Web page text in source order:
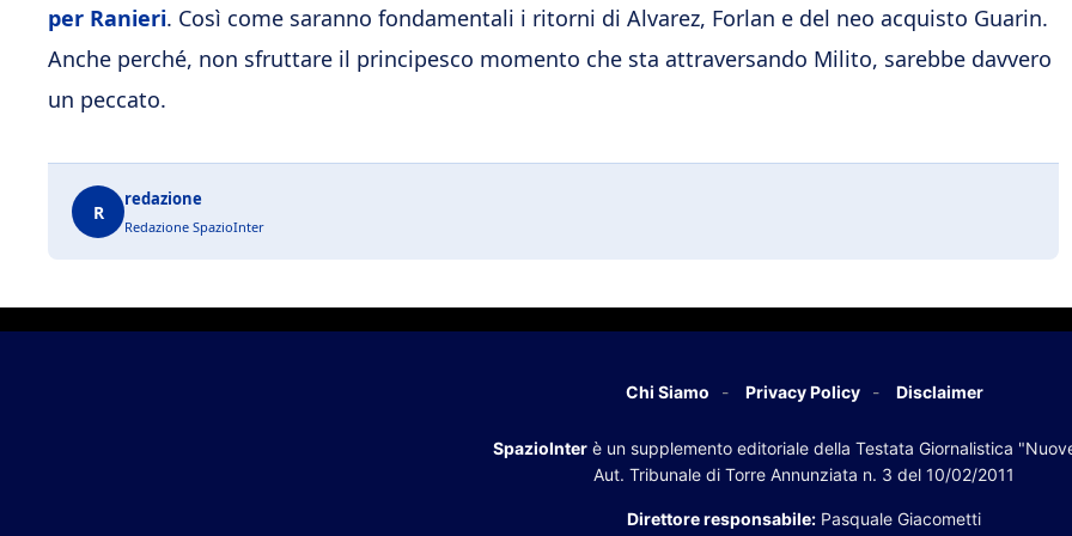
per Ranieri. Così come saranno fondamentali i ritorni di Alvarez, Forlan e del neo acquisto Guarin.
Anche perché, non sfruttare il principesco momento che sta attraversando Milito, sarebbe davvero
un peccato.
R
redazione
Redazione SpazioInter
Chi Siamo Privacy Policy Disclaimer
SpazioInterè un supplemento editoriale della Testata Giornalistica
Aut. Tribunale di Torre Annunziata n. 3 del 10/02/2011
Direttore responsabile: Pasquale Giacometti